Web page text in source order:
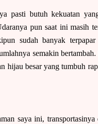
pasti butuh kekuatan
pun saat ini masih
sudah banyak
semakin bertambah.
hijau besar yang tumbuh
saya ini, transportasinya